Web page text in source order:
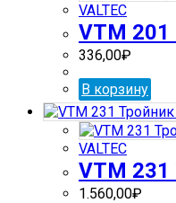
VALTEC
VTM 201
336,00₽
В корзину
VALTEC
VTM 231
1.560,00₽